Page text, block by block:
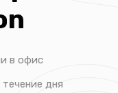
в офис
дня